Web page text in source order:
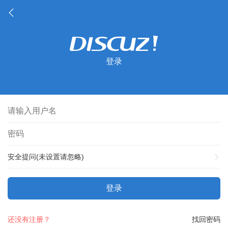
登录
安全提问(未设置请忽略)
登录
找回密码
还没有注册？